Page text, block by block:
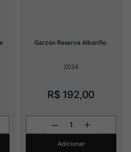
Garzón Reserva Albariño
2024
R$ 192,00
Adicionar